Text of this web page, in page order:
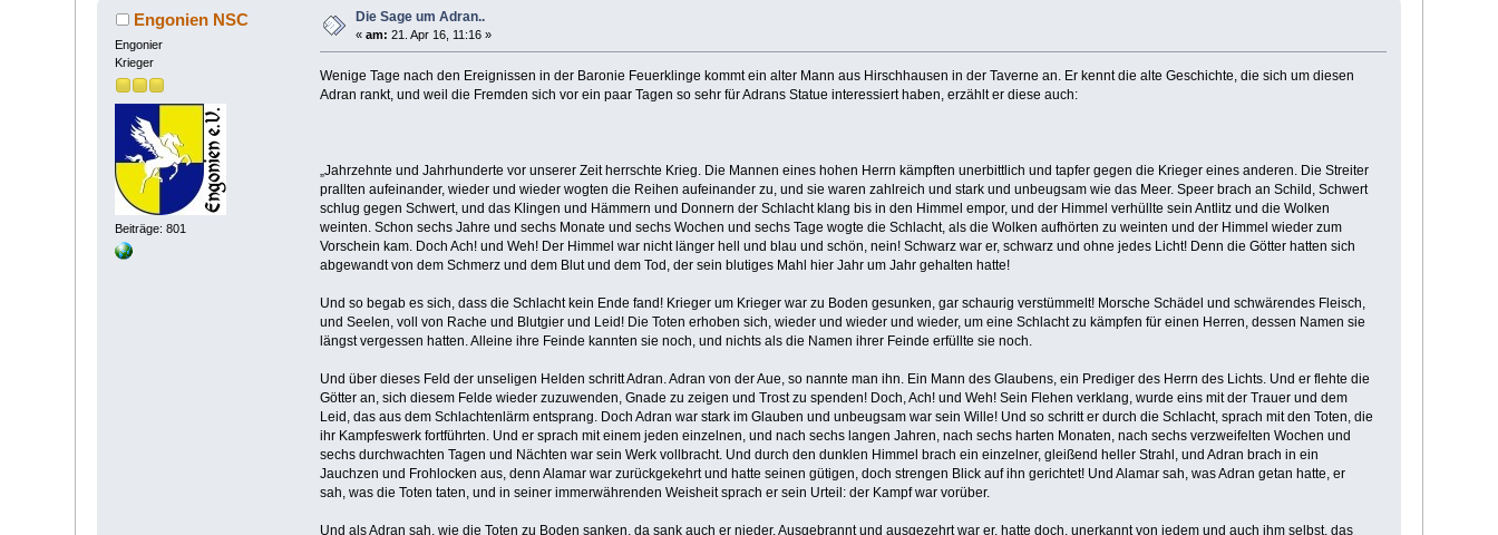
Engonien NSC
Engonier
Krieger
Beiträge: 801
Die Sage um Adran..
«am: 21. Apr 16, 11:16 »
Wenige Tage nach den Ereignissen in der Baronie Feuerklinge kommt ein alter Mann aus Hirschhausen in der Taverne an. Er kennt die alte Geschichte, die sich um diesen
Adran rankt, und weil die Fremden sich vor ein paar Tagen so sehr für Adrans Statue interessiert haben, erzählt er diese auch:
„Jahrzehnte und Jahrhunderte vor unserer Zeit herrschte Krieg. Die Mannen eines hohen Herrn kämpften unerbittlich und tapfer gegen die Krieger eines anderen. Die Streiter
prallten aufeinander, wieder und wieder wogten die Reihen aufeinander zu, und sie waren zahlreich und stark und unbeugsam wie das Meer. Speer brach an Schild, Schwert
schlug gegen Schwert, und das Klingen und Hämmern und Donnern der Schlacht klang bis in den Himmel empor, und der Himmel verhüllte sein Antlitz und die Wolken
weinten. Schon sechs Jahre und sechs Monate und sechs Wochen und sechs Tage wogte die Schlacht, als die Wolken aufhörten zu weinten und der Himmel wieder zum
Vorschein kam. Doch Ach! und Weh! Der Himmel war nicht länger hell und blau und schön, nein! Schwarz war er, schwarz und ohne jedes Licht! Denn die Götter hatten sich
abgewandt von dem Schmerz und dem Blut und dem Tod, der sein blutiges Mahl hier Jahr um Jahr gehalten hatte!
Und so begab es sich, dass die Schlacht kein Ende fand! Krieger um Krieger war zu Boden gesunken, gar schaurig verstümmelt! Morsche Schädel und schwärendes Fleisch,
und Seelen, voll von Rache und Blutgier und Leid! Die Toten erhoben sich, wieder und wieder und wieder, um eine Schlacht zu kämpfen für einen Herren, dessen Namen sie
längst vergessen hatten. Alleine ihre Feinde kannten sie noch, und nichts als die Namen ihrer Feinde erfüllte sie noch.
Und über dieses Feld der unseligen Helden schritt Adran. Adran von der Aue, so nannte man ihn. Ein Mann des Glaubens, ein Prediger des Herrn des Lichts. Und er flehte die
Götter an, sich diesem Felde wieder zuzuwenden, Gnade zu zeigen und Trost zu spenden! Doch, Ach! und Weh! Sein Flehen verklang, wurde eins mit der Trauer und dem
Leid, das aus dem Schlachtenlärm entsprang. Doch Adran war stark im Glauben und unbeugsam war sein Wille! Und so schritt er durch die Schlacht, sprach mit den Toten, die
ihr Kampfeswerk fortführten. Und er sprach mit einem jeden einzelnen, und nach sechs langen Jahren, nach sechs harten Monaten, nach sechs verzweifelten Wochen und
sechs durchwachten Tagen und Nächten war sein Werk vollbracht. Und durch den dunklen Himmel brach ein einzelner, gleißend heller Strahl, und Adran brach in ein
Jauchzen und Frohlocken aus, denn Alamar war zurückgekehrt und hatte seinen gütigen, doch strengen Blick auf ihn gerichtet! Und Alamar sah, was Adran getan hatte, er
sah, was die Toten taten, und in seiner immerwährenden Weisheit sprach er sein Urteil: der Kampf war vorüber.
Und als Adran sah, wie die Toten zu Boden sanken, da sank auch er nieder. Ausgebrannt und ausgezehrt war er, hatte doch, unerkannt von jedem und auch ihm selbst, das